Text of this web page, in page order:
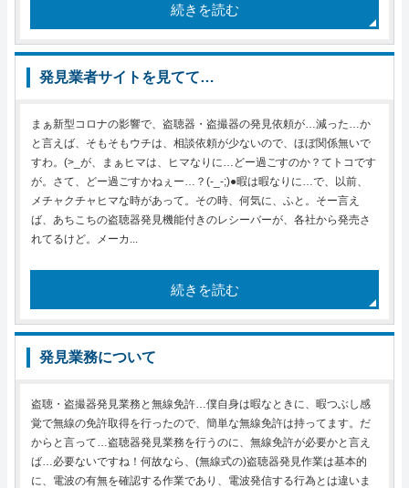
続きを読む
発見業者サイトを見てて…
まぁ新型コロナの影響で、盗聴器・盗撮器の発見依頼が…減った…か
と言えば、そもそもウチは、相談依頼が少ないので、ほぼ関係無いで
すわ。(>_が、まぁヒマは、ヒマなりに…どー過ごすのか？てトコです
が。さて、どー過ごすかねぇー…？(-_-;)●暇は暇なりに…で、以前、
メチャクチャヒマな時があって。その時、何気に、ふと。そー言え
ば、あちこちの盗聴器発見機能付きのレシーバーが、各社から発売さ
れてるけど。メーカ...
続きを読む
発見業務について
盗聴・盗撮器発見業務と無線免許…僕自身は暇なときに、暇つぶし感
覚で無線の免許取得を行ったので、簡単な無線免許は持ってます。だ
からと言って…盗聴器発見業務を行うのに、無線免許が必要かと言え
ば…必要ないですね！何故なら、(無線式の)盗聴器発見作業は基本的
に、電波の有無を確認する作業であり、電波発信する行為とは違いま